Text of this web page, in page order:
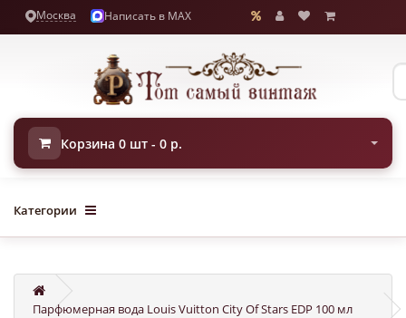
Москва Написать в MAX
Корзина 0 шт - 0 р.
Категории
Парфюмерная вода Louis Vuitton City Of Stars EDP 100 мл